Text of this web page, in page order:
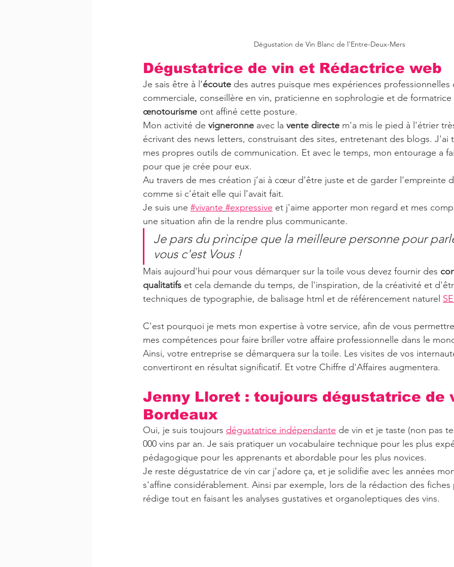
Dégustation de Vin Blanc de l'Entre-Deux-Mers
​Dégustatrice de vin et Rédactrice web
Je sais être à l’écoute des autres puisque mes expériences
commerciale, conseillère en vin, praticienne en sophrologie et de
œnotourisme ont affiné cette posture.
​Mon activité de vigneronne avec la vente directe m'a mis le pied à l'étrier
écrivant des news letters, construisant des sites, entretenant des blogs. J'ai
mes propres outils de communication. Et avec le temps, mon entourage a
pour que je crée pour eux.
​Au travers de mes création j’ai à cœur d’être juste et de garder l’empreinte
comme si c’était elle qui l’avait fait.
​Je suis une #vivante #expressive et j'aime apporter mon regard et mes
une situation afin de la rendre plus communicante.
Je pars du principe que la meilleure personne pour
vous c'est Vous !
Mais aujourd'hui pour vous démarquer sur la toile vous devez fournir des
qualitatifs et cela demande du temps, de l'inspiration, de la créativité et
techniques de typographie, de balisage html et de référencement naturel
C'est pourquoi je mets mon expertise à votre service, afin de vous
mes compétences pour faire briller votre affaire professionnelle dans le
Ainsi, votre entreprise se démarquera sur la toile. Les visites de vos
convertiront en résultat significatif. Et votre Chiffre d'Affaires augmentera.
Jenny Lloret : toujours dégustatrice de
Bordeaux
​Oui, je suis toujours dégustatrice indépendante de vin et je taste (non pas
000 vins par an. Je sais pratiquer un vocabulaire technique pour les plus
pédagogique pour les apprenants et abordable pour les plus novices.
Je reste dégustatrice de vin car j'adore ça, et je solidifie avec les années
s'affine considérablement. Ainsi par exemple, lors de la rédaction des
rédige tout en faisant les analyses gustatives et organoleptiques des vins.